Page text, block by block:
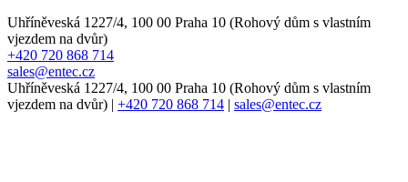
Uhříněveská 1227/4, 100 00 Praha 10 (Rohový dům s vlastním
vjezdem na dvůr)
+420 720 868 714
sales@entec.cz
Uhříněveská 1227/4, 100 00 Praha 10 (Rohový dům s vlastním
vjezdem na dvůr) | +420 720 868 714 | sales@entec.cz